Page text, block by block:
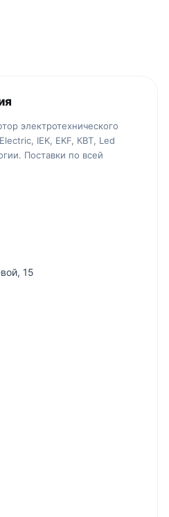
электротехнического
IEK, EKF, КВТ, Led
Поставки по всей
15